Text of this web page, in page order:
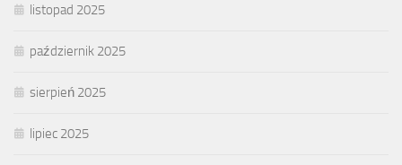
listopad 2025
październik 2025
sierpień 2025
lipiec 2025